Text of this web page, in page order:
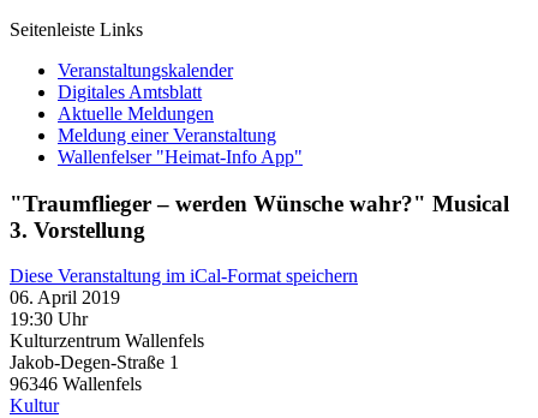
Seitenleiste Links
Veranstaltungskalender
Digitales Amtsblatt
Aktuelle Meldungen
Meldung einer Veranstaltung
Wallenfelser "Heimat-Info App"
"Traumflieger – werden Wünsche wahr?" Musical
3. Vorstellung
Diese Veranstaltung im iCal-Format speichern
06. April 2019
19:30 Uhr
Kulturzentrum Wallenfels
Jakob-Degen-Straße 1
96346 Wallenfels
Kultur